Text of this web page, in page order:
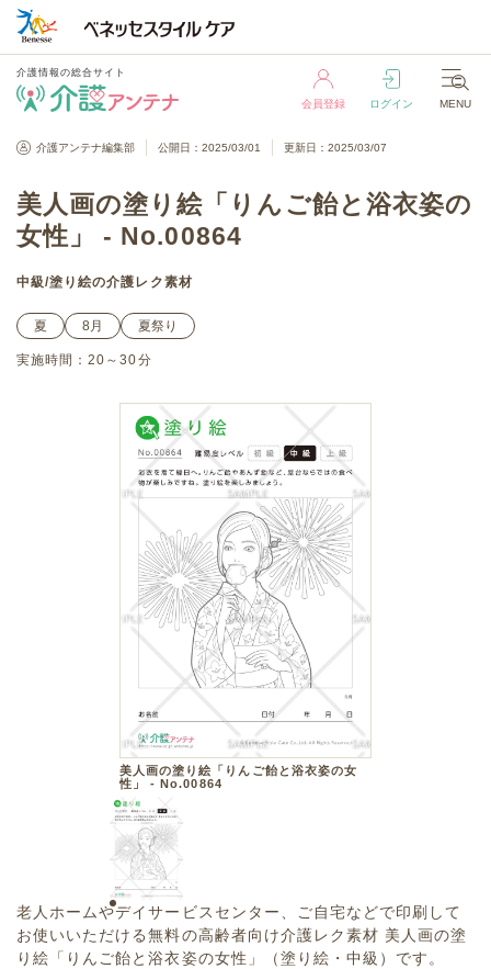
介護情報の総合サイト
会員登録 ログイン MENU
介護情報の総合サイト
介護アンテナ編集部 公開日：2025/03/01 更新日：2025/03/07
美人画の塗り絵「りんご飴と浴衣姿の
女性」 - No.00864
中級/塗り絵の介護レク素材
夏 8月 夏祭り
実施時間：20～30分
美人画の塗り絵「りんご飴と浴衣姿の女
性」 - No.00864
老人ホームやデイサービスセンター、ご自宅などで印刷して
お使いいただける無料の高齢者向け介護レク素材 美人画の塗
り絵「りんご飴と浴衣姿の女性」（塗り絵・中級）です。